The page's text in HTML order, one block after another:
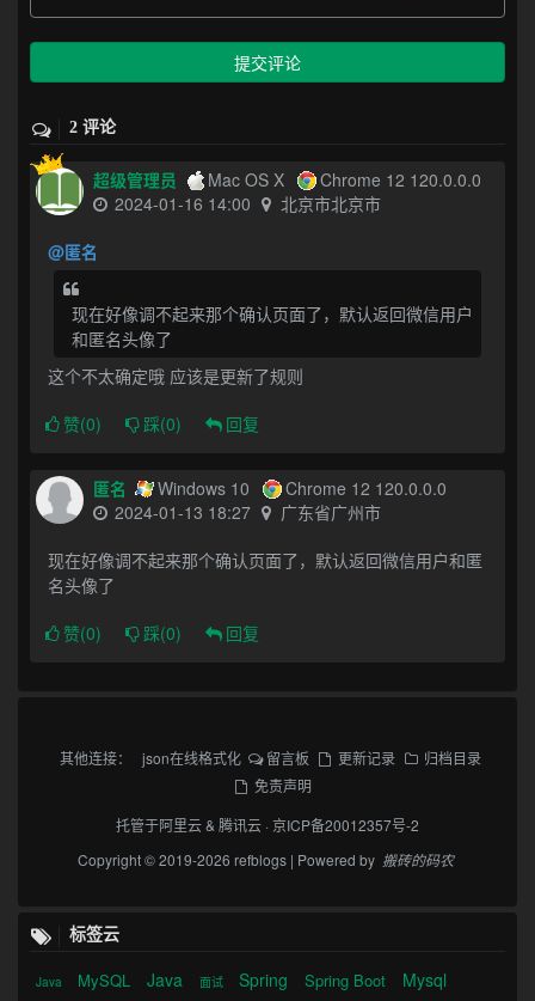
提交评论
2 评论
超级管理员 Mac OS X
Chrome 12 120.0.0.0
2024-01-16 14:00
北京市北京市
@匿名
现在好像调不起来那个确认页面了，默认返回微信用户
和匿名头像了
这个不太确定哦 应该是更新了规则
赞(0) 踩(0) 回复
匿名 Windows 10
Chrome 12 120.0.0.0
2024-01-13 18:27
广东省广州市
现在好像调不起来那个确认页面了，默认返回微信用户和匿
名头像了
赞(0) 踩(0) 回复
其他连接： json在线格式化 留言板 更新记录
归档目录
免责声明
托管于阿里云& 腾讯云 ·京ICP备20012357号-2
Copyright © 2019-2026 refblogs | Powered by 搬砖的码农
标签云
Java MySQL Java 面试 Spring Spring Boot Mysql